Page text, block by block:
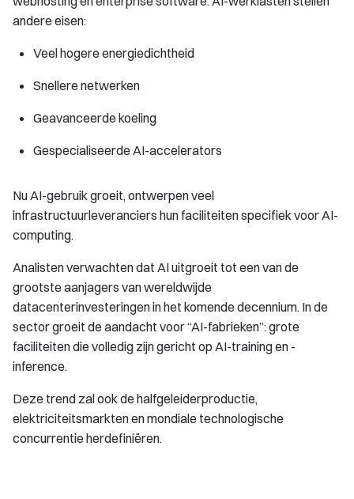
andere eisen:
Veel hogere energiedichtheid
Snellere netwerken
Geavanceerde koeling
Gespecialiseerde AI-accelerators
Nu AI-gebruik groeit, ontwerpen veel
infrastructuurleveranciers hun faciliteiten specifiek voor AI-
computing.
Analisten verwachten dat AI uitgroeit tot een van de
grootste aanjagers van wereldwijde
datacenterinvesteringen in het komende decennium. In de
sector groeit de aandacht voor “AI-fabrieken”: grote
faciliteiten die volledig zijn gericht op AI-training en -
inference.
Deze trend zal ook de halfgeleiderproductie,
elektriciteitsmarkten en mondiale technologische
concurrentie herdefiniëren.